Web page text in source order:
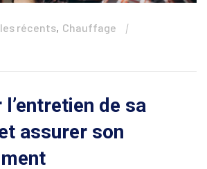
récents, Chauffage
l’entretien de sa
assurer son